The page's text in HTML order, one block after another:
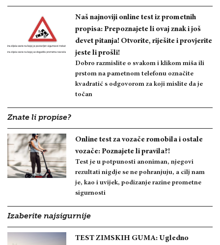
Naš najnoviji online test iz prometnih
propisa: Prepoznajete li ovaj znak i još
devet pitanja! Otvorite, riješite i provjerite
jeste li prošli!
Dobro razmislite o svakom i klikom miša ili
prstom na pametnom telefonu označite
kvadratić s odgovorom za koji mislite da je
točan
Znate li propise?
Online test za vozače romobila i ostale
vozače: Poznajete li pravila?!
Test je u potpunosti anoniman, njegovi
rezultati nigdje se ne pohranjuju, a cilj nam
je, kao i uvijek, podizanje razine prometne
sigurnosti
Izaberite najsigurnije
TEST ZIMSKIH GUMA: Ugledno